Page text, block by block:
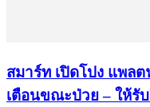
สมาร์ท เปิดโปง แพล
เตือนขณะป่วย – ให้รั